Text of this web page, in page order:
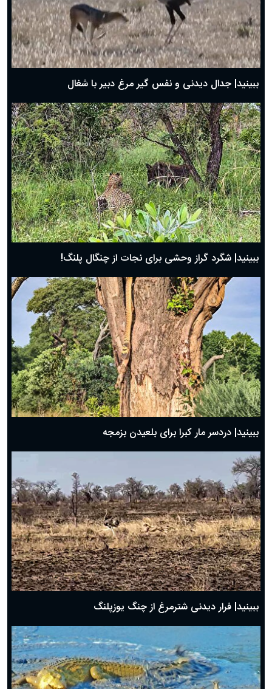
دعای روز دوم ماه مبارک رمضان ۱ اسفند ماه ۱۴۰۴
دعای روز اول ماه مبارک رمضان، ۳۰ بهمن ۱۴۰۴
حضرت زینب(س) چگونه از دنیا رفت؟
بهترین پیامک تبریک روز پدر ۱۴۰۴؛ جملات زیبا و صمیمانه
ببینید| جدال دیدنی و نفس گیر مرغ دبیر با شغال
ببینید| شگرد گراز وحشی برای نجات از چنگال پلنگ!
ببینید| دردسر مار کبرا برای بلعیدن بزمجه
ببینید| فرار دیدنی شترمرغ از چنگ یوزپلنگ